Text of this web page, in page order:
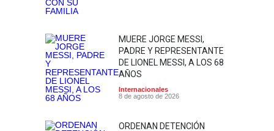
MUERE JORGE MESSI,
PADRE Y REPRESENTANTE
DE LIONEL MESSI, A LOS 68
AÑOS
Internacionales
8 de agosto de 2026
ORDENAN DETENCIÓN